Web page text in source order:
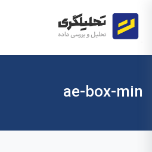
ae-box-min